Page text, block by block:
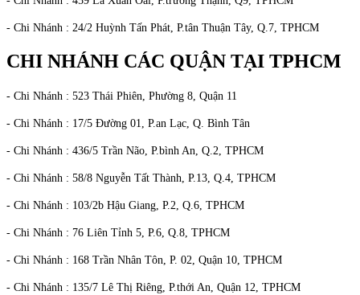
- Chi Nhánh : 24/2 Huỳnh Tấn Phát, P.tân Thuận Tây, Q.7, TPHCM
CHI NHÁNH CÁC QUẬN TẠI TPHCM
- Chi Nhánh : 523 Thái Phiên, Phường 8, Quận 11
- Chi Nhánh : 17/5 Đường 01, P.an Lạc, Q. Bình Tân
- Chi Nhánh : 436/5 Trần Não, P.bình An, Q.2, TPHCM
- Chi Nhánh : 58/8 Nguyễn Tất Thành, P.13, Q.4, TPHCM
- Chi Nhánh : 103/2b Hậu Giang, P.2, Q.6, TPHCM
- Chi Nhánh : 76 Liên Tỉnh 5, P.6, Q.8, TPHCM
- Chi Nhánh : 168 Trần Nhân Tôn, P. 02, Quận 10, TPHCM
- Chi Nhánh : 135/7 Lê Thị Riêng, P.thới An, Quận 12, TPHCM